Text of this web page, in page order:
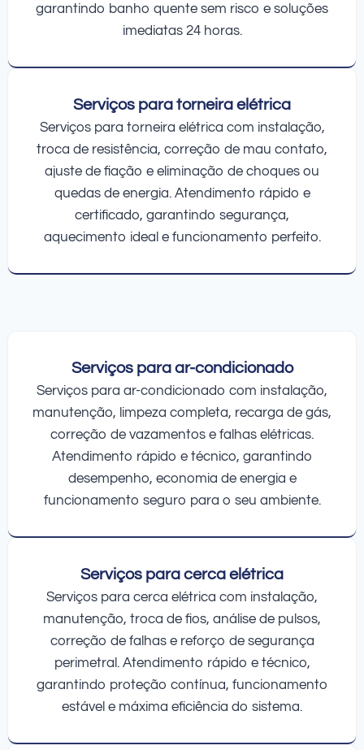
garantindo banho quente sem risco e soluções
imediatas 24 horas.
Serviços para torneira elétrica
Serviços para torneira elétrica com instalação,
troca de resistência, correção de mau contato,
ajuste de fiação e eliminação de choques ou
quedas de energia. Atendimento rápido e
certificado, garantindo segurança,
aquecimento ideal e funcionamento perfeito.
Serviços para ar-condicionado
Serviços para ar-condicionado com instalação,
manutenção, limpeza completa, recarga de gás,
correção de vazamentos e falhas elétricas.
Atendimento rápido e técnico, garantindo
desempenho, economia de energia e
funcionamento seguro para o seu ambiente.
Serviços para cerca elétrica
Serviços para cerca elétrica com instalação,
manutenção, troca de fios, análise de pulsos,
correção de falhas e reforço de segurança
perimetral. Atendimento rápido e técnico,
garantindo proteção contínua, funcionamento
estável e máxima eficiência do sistema.